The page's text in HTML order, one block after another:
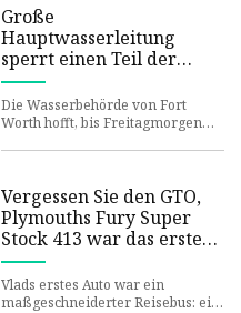
Große
Hauptwasserleitung
sperrt einen Teil der
Lancaster Avenue in der
Innenstadt von Fort
Worth
Die Wasserbehörde von Fort
Worth hofft, bis Freitagmorgen
Vergessen Sie den GTO,
Plymouths Fury Super
Stock 413 war das erste
Muscle Car der sechziger
Jahre
Vlads erstes Auto war ein
maßgeschneiderter Reisebus: ein